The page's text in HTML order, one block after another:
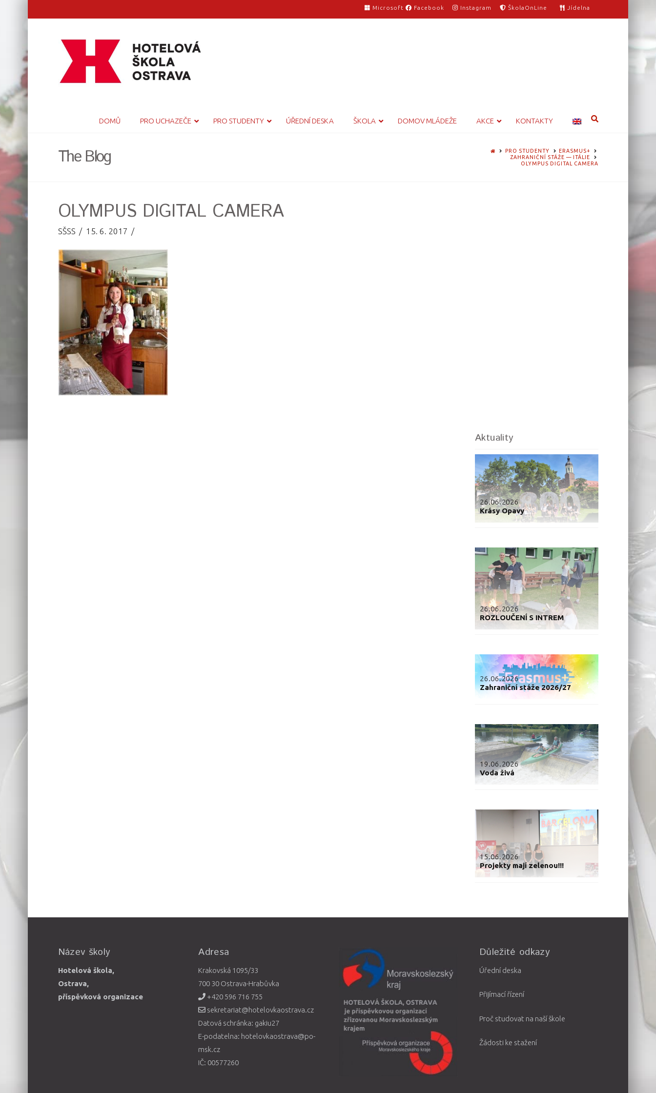
Microsoft Facebook Instagram ŠkolaOnLine Jídelna
DOMŮ PRO UCHAZEČE PRO STUDENTY ÚŘEDNÍ DESKA ŠKOLA DOMOV MLÁDEŽE AKCE KONTAKTY
The Blog HOMEPRO STUDENTY
ERASMUS+
ZAHRANIČNÍ STÁŽE — ITÁLIE
OLYMPUS DIGITAL CAMERA
OLYMPUS DIGITAL CAMERA
SŠSS 15. 6. 2017
Aktuality
26.06.2026
Krásy Opavy
26.06.2026
ROZLOUČENÍ S INTREM
26.06.2026
Zahraniční stáže 2026/27
19.06.2026
Voda živá
15.06.2026
Projekty mají zelenou!!!
Název školy
Hotelová škola,
Ostrava,
příspěvková organizace
Adresa
Krakovská 1095/33
700 30 Ostrava-Hrabůvka
+420 596 716 755
sekretariat@hotelovkaostrava.cz
Datová schránka: gakiu27
E-podatelna: hotelovkaostrava@po-
msk.cz
IČ: 00577260
Důležité odkazy
Úřední deska
Přijímací řízení
Proč studovat na naší škole
Žádosti ke stažení